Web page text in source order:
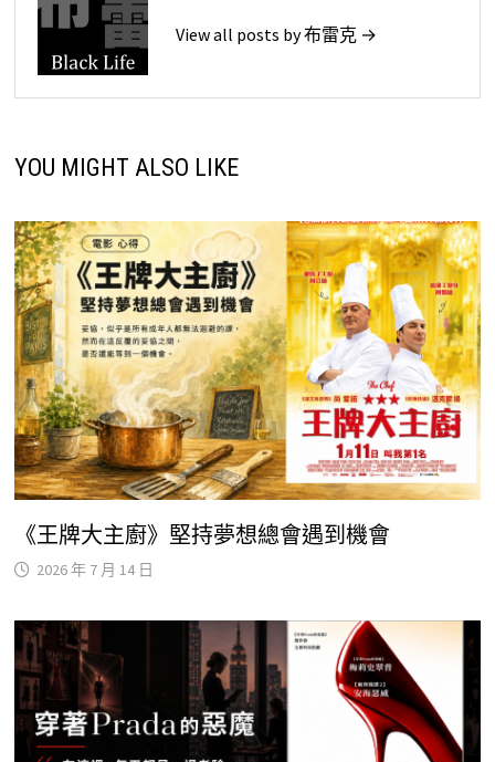
View all posts by 布雷克 →
YOU MIGHT ALSO LIKE
《王牌大主廚》堅持夢想總會遇到機會
2026 年 7 月 14 日